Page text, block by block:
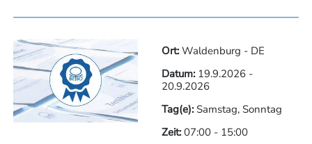
Ort:Waldenburg - DE
Datum: 19.9.2026-
20.9.2026
Tag(e): Samstag, Sonntag
Zeit:07:00- 15:00